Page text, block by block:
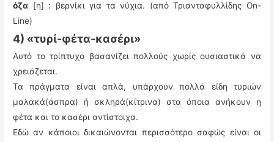
όζα [η] : βερνίκι για τα νύχια. (από Τριανταφυλλίδης On-
Line)
4) «τυρί-φέτα-κασέρι»
Αυτό το τρίπτυχο βασανίζει πολλούς χωρίς ουσιαστικά να
χρειάζεται.
Τα πράγματα είναι απλά, υπάρχουν πολλά είδη τυριών
μαλακά(άσπρα) ή σκληρά(κίτρινα) στα όποια ανήκουν η
φέτα και το κασέρι αντίστοιχα.
Εδώ αν κάποιοι δικαιώνονται περισσότερο σαφώς είναι οι